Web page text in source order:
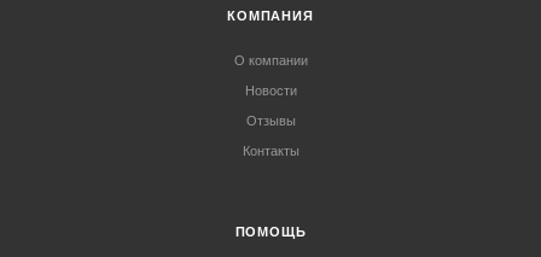
КОМПАНИЯ
О компании
Новости
Отзывы
Контакты
ПОМОЩЬ